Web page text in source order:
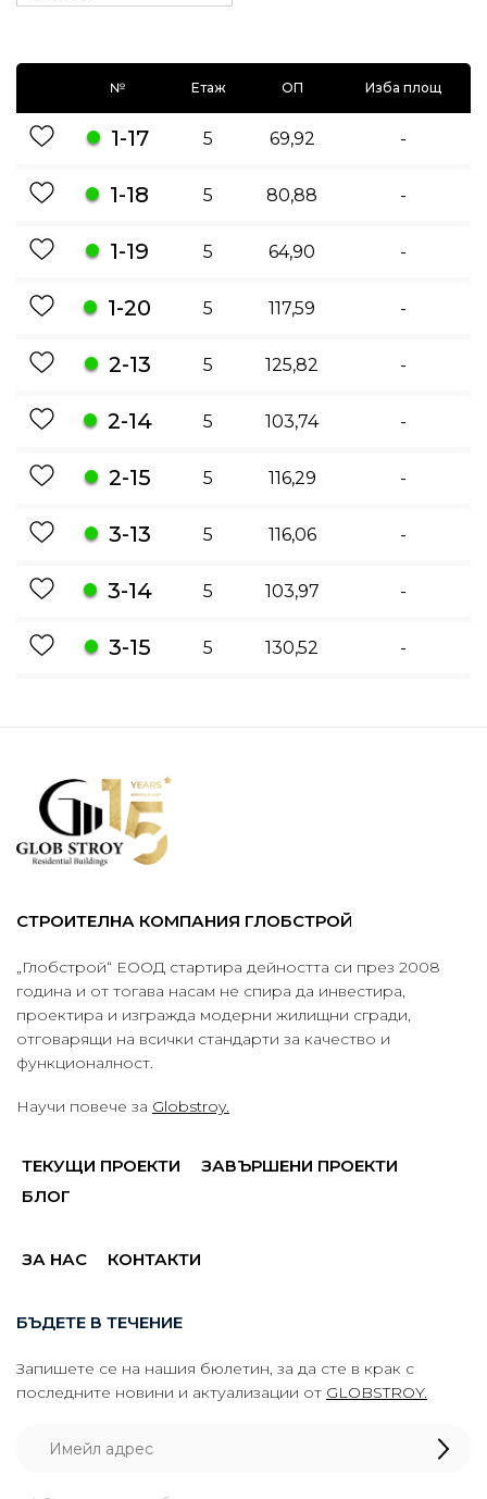
№ Етаж ОП Изба площ
1-17 5 69,92 -
1-18 5 80,88 -
1-19 5 64,90 -
1-20 5 117,59 -
2-13 5 125,82 -
2-14 5 103,74 -
2-15 5 116,29 -
3-13 5 116,06 -
3-14 5 103,97 -
3-15 5 130,52 -
СТРОИТЕЛНА КОМПАНИЯ ГЛОБСТРОЙ
„Глобстрой“ ЕООД стартира дейността си през 2008
година и от тогава насам не спира да инвестира,
проектира и изгражда модерни жилищни сгради,
отговарящи на всички стандарти за качество и
функционалност.
Научи повече за Globstroy.
ТЕКУЩИ ПРОЕКТИ
ЗАВЪРШЕНИ ПРОЕКТИ
БЛОГ
ЗА НАС КОНТАКТИ
БЪДЕТЕ В ТЕЧЕНИЕ
Запишете се на нашия бюлетин, за да сте в крак с
последните новини и актуализации от GLOBSTROY.